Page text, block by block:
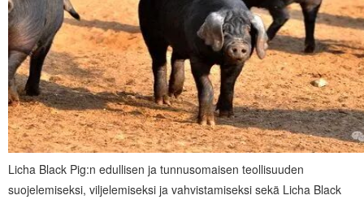
Licha Black Pig:n edullisen ja tunnusomaisen teollisuuden
suojelemiseksi, viljelemiseksi ja vahvistamiseksi sekä Licha Black